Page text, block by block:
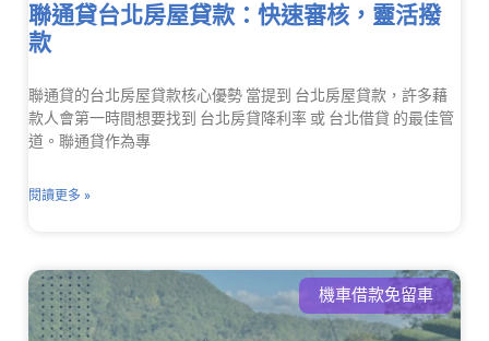
聯通貸台北房屋貸款：快速審核，靈活撥
款
聯通貸的台北房屋貸款核心優勢 當提到 台北房屋貸款，許多藉
款人會第一時間想要找到 台北房貸降利率 或 台北借貸 的最佳管
道。聯通貸作為專
閱讀更多 »
機車借款免留車